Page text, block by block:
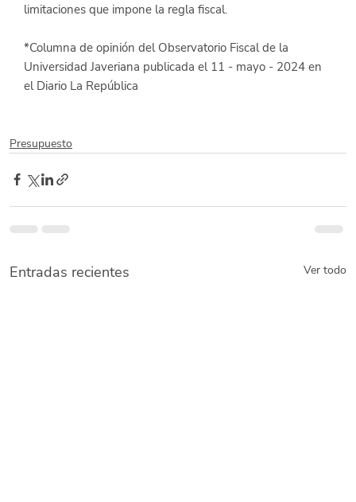
limitaciones que impone la regla fiscal.
*Columna de opinión del Observatorio Fiscal de la
Universidad Javeriana publicada el 11 - mayo - 2024 en
el Diario La República
Presupuesto
Entradas recientes Ver todo